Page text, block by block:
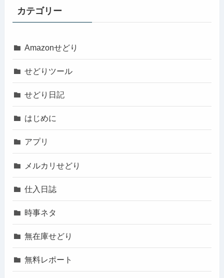
カテゴリー
Amazonせどり
せどりツール
せどり日記
はじめに
アプリ
メルカリせどり
仕入日誌
時事ネタ
無在庫せどり
無料レポート